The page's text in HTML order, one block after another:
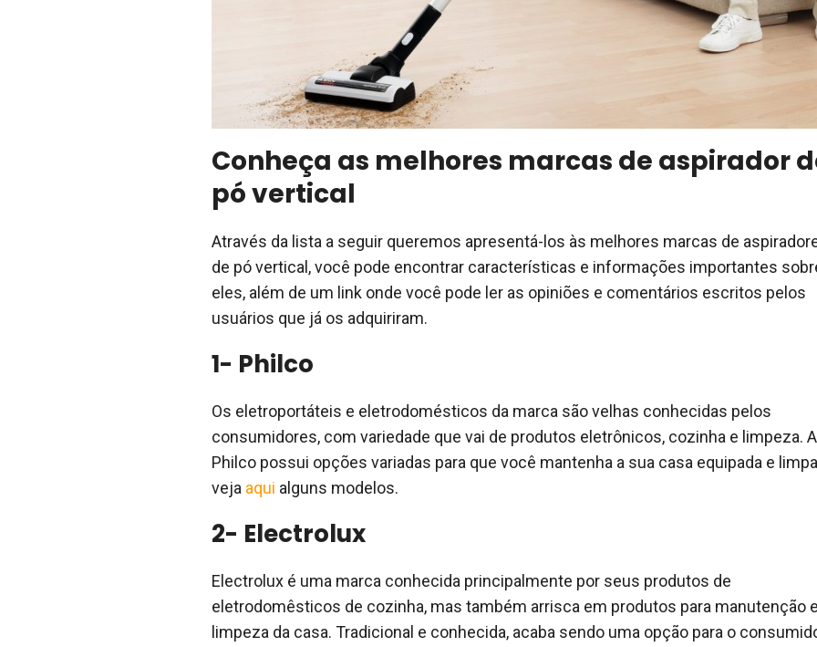
Conheça as melhores marcas de aspirador
pó vertical
Através da lista a seguir queremos apresentá-los às melhores marcas de
de pó vertical, você pode encontrar características e informações importantes
eles, além de um link onde você pode ler as opiniões e comentários escritos pelos
usuários que já os adquiriram.
1- Philco
Os eletroportáteis e eletrodomésticos da marca são velhas conhecidas pelos
consumidores, com variedade que vai de produtos eletrônicos, cozinha e limpeza. A
Philco possui opções variadas para que você mantenha a sua casa equipada e
veja aqui alguns modelos.
2- Electrolux
Electrolux é uma marca conhecida principalmente por seus produtos de
eletrodomêsticos de cozinha, mas também arrisca em produtos para manutenção
limpeza da casa. Tradicional e conhecida, acaba sendo uma opção para o